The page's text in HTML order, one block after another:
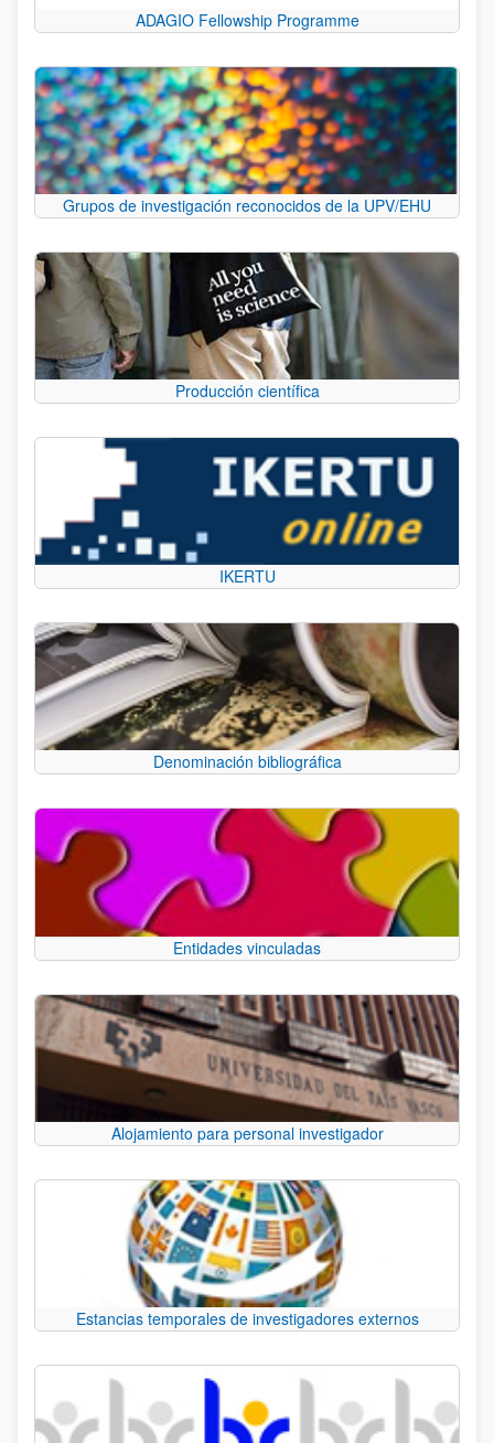
ADAGIO Fellowship Programme
Grupos de investigación reconocidos de la UPV/EHU
Producción científica
IKERTU
Denominación bibliográfica
Entidades vinculadas
Alojamiento para personal investigador
Estancias temporales de investigadores externos